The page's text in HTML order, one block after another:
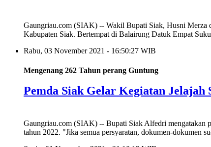
Gaungriau.com (SIAK) -- Wakil Bupati Siak, Husni Merza
Kabupaten Siak. Bertempat di Balairung Datuk Empat
Rabu, 03 November 2021 - 16:50:27 WIB
Mengenang 262 Tahun perang Guntung
Pemda Siak Gelar Kegiatan Jelajah
Gaungriau.com (SIAK) -- Bupati Siak Alfedri mengatakan
tahun 2022. "Jika semua persyaratan, dokumen-dokumen